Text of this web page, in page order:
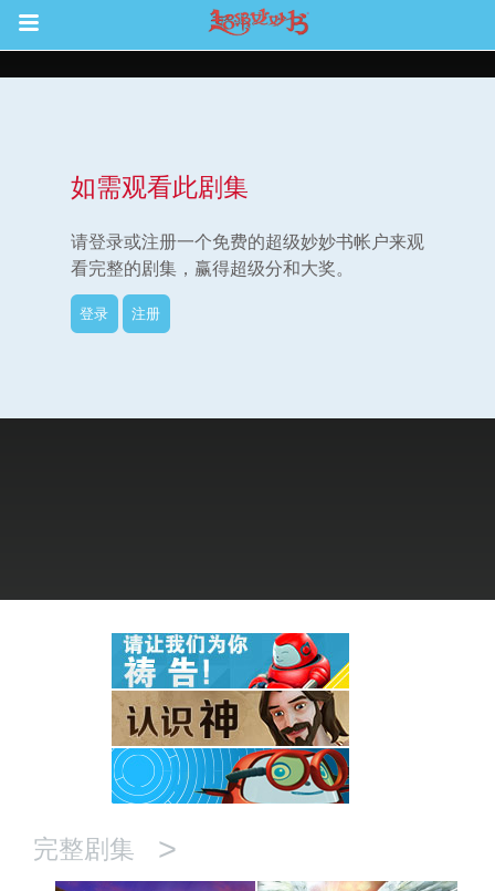
Return to Content
如需观看此剧集
请登录或注册一个免费的超级妙妙书帐户来观
看完整的剧集，赢得超级分和大奖。
登录 注册
完整剧集 >